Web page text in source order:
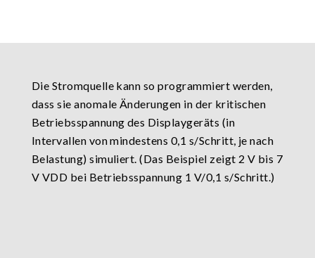
Die Stromquelle kann so programmiert werden,
dass sie anomale Änderungen in der kritischen
Betriebsspannung des Displaygeräts (in
Intervallen von mindestens 0,1 s/Schritt, je nach
Belastung) simuliert. (Das Beispiel zeigt 2 V bis 7
V VDD bei Betriebsspannung 1 V/0,1 s/Schritt.)